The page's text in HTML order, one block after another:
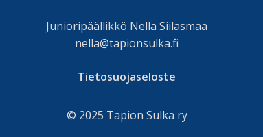
Junioripäällikkö Nella Siilasmaa
nella@tapionsulka.fi
Tietosuojaseloste
© 2025 Tapion Sulka ry